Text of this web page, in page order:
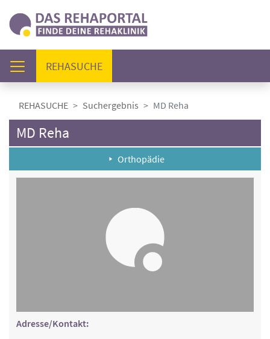
REHASUCHE(AKTUELL)
REHASUCHE Suchergebnis MD Reha
MD Reha
Orthopädie
Adresse/Kontakt: